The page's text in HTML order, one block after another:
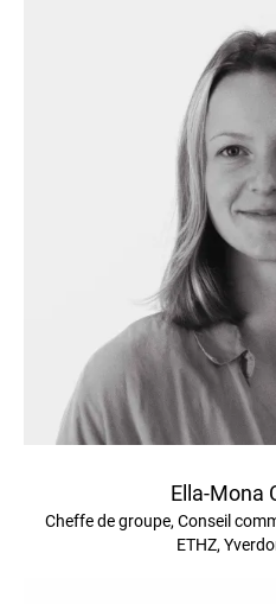
Ella-Mona
Cheffe de groupe, Conseil
ETHZ,